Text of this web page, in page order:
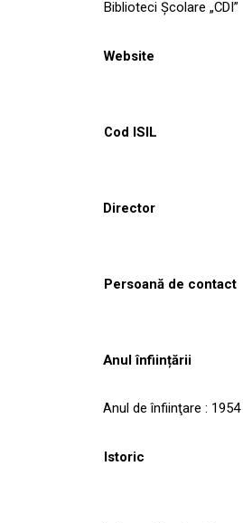
Biblioteci Școlare „CDI”
Website
Cod ISIL
Director
Persoană de contact
Anul înființării
Anul de înfiinţare : 1954
Istoric